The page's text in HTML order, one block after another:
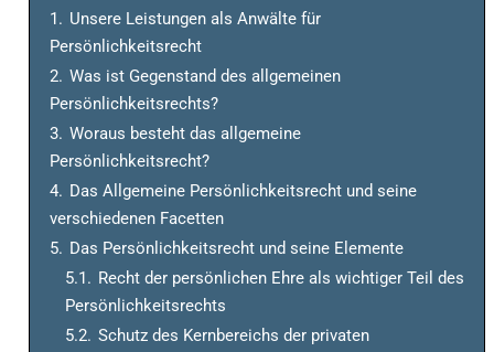
1. Unsere Leistungen als Anwälte für
Persönlichkeitsrecht
2. Was ist Gegenstand des allgemeinen
Persönlichkeitsrechts?
3. Woraus besteht das allgemeine
Persönlichkeitsrecht?
4. Das Allgemeine Persönlichkeitsrecht und seine
verschiedenen Facetten
5. Das Persönlichkeitsrecht und seine Elemente
5.1. Recht der persönlichen Ehre als wichtiger Teil des
Persönlichkeitsrechts
5.2. Schutz des Kernbereichs der privaten